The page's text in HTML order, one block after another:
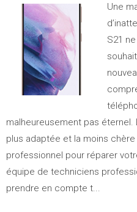
Une
S21
malheureusement pas éternel.
plus adaptée et la moins
professionnel pour réparer
équipe de techniciens
prendre en compte t...